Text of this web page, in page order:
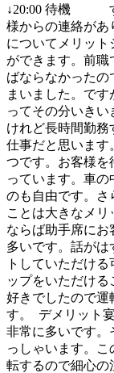
↓20:00 待機 す
様からの連絡が
についてメリッ
ができます。前
ばならなかったの
まいました。で
ってその分いき
けれど長時間勤務
仕事だと思います
つです。お客様を
っています。車
のも自由です。さ
ことは大きなメ
ならば助手席に
多いです。話がは
トしていただけ
ップをいただけ
好きでしたので運
す。 デメリット
非常に多いです。
っしゃいます。
転するので細心の